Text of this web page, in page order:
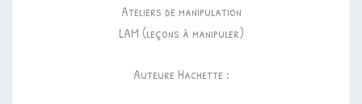
Ateliers de manipulation
LAM (leçons à manipuler)
Auteure Hachette :